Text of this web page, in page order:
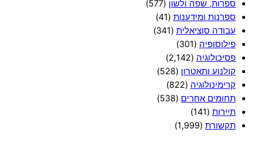
ספרות, שפה ולשון (577)
ספרנות ומידענות (41)
עבודה סוציאלית (341)
פילוסופיה (301)
פסיכולוגיה (2,142)
קולנוע ותאטרון (528)
קרימינולוגיה (822)
תחומים אחרים (538)
תיירות (141)
תקשורת (1,999)